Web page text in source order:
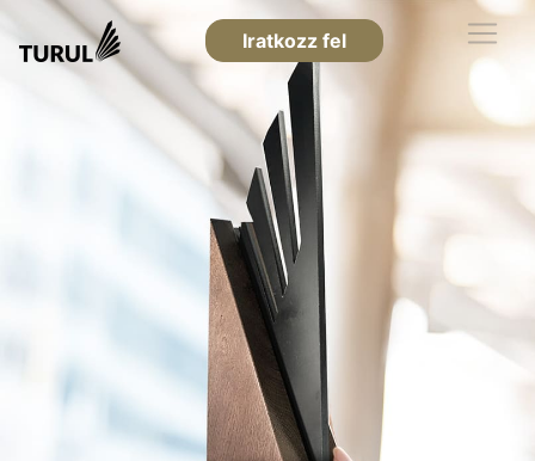
Iratkozz fel